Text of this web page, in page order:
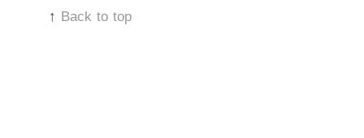
↑ Back to top